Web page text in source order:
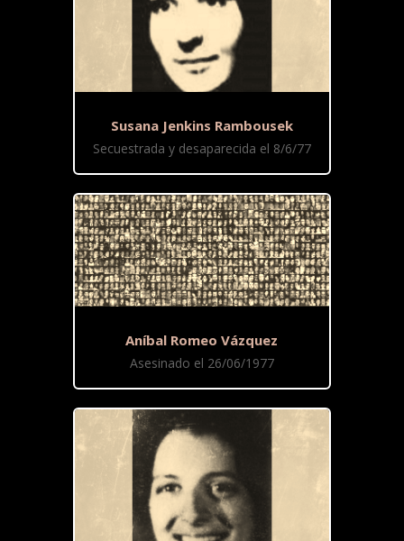
Susana Jenkins Rambousek
Secuestrada y desaparecida el 8/6/77
Aníbal Romeo Vázquez
Asesinado el 26/06/1977